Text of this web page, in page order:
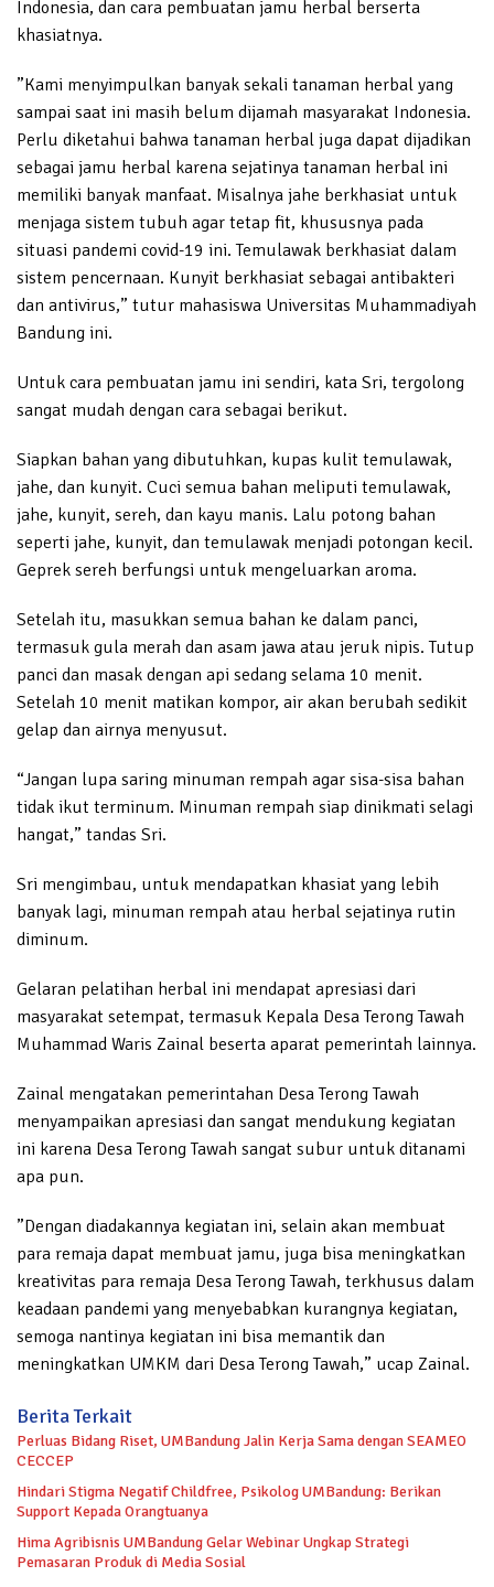
Indonesia, dan cara pembuatan jamu herbal berserta
khasiatnya.
”Kami menyimpulkan banyak sekali tanaman herbal yang
sampai saat ini masih belum dijamah masyarakat Indonesia.
Perlu diketahui bahwa tanaman herbal juga dapat dijadikan
sebagai jamu herbal karena sejatinya tanaman herbal ini
memiliki banyak manfaat. Misalnya jahe berkhasiat untuk
menjaga sistem tubuh agar tetap fit, khususnya pada
situasi pandemi covid-19 ini. Temulawak berkhasiat dalam
sistem pencernaan. Kunyit berkhasiat sebagai antibakteri
dan antivirus,” tutur mahasiswa Universitas Muhammadiyah
Bandung ini.
Untuk cara pembuatan jamu ini sendiri, kata Sri, tergolong
sangat mudah dengan cara sebagai berikut.
Siapkan bahan yang dibutuhkan, kupas kulit temulawak,
jahe, dan kunyit. Cuci semua bahan meliputi temulawak,
jahe, kunyit, sereh, dan kayu manis. Lalu potong bahan
seperti jahe, kunyit, dan temulawak menjadi potongan kecil.
Geprek sereh berfungsi untuk mengeluarkan aroma.
Setelah itu, masukkan semua bahan ke dalam panci,
termasuk gula merah dan asam jawa atau jeruk nipis. Tutup
panci dan masak dengan api sedang selama 10 menit.
Setelah 10 menit matikan kompor, air akan berubah sedikit
gelap dan airnya menyusut.
“Jangan lupa saring minuman rempah agar sisa-sisa bahan
tidak ikut terminum. Minuman rempah siap dinikmati selagi
hangat,” tandas Sri.
Sri mengimbau, untuk mendapatkan khasiat yang lebih
banyak lagi, minuman rempah atau herbal sejatinya rutin
diminum.
Gelaran pelatihan herbal ini mendapat apresiasi dari
masyarakat setempat, termasuk Kepala Desa Terong Tawah
Muhammad Waris Zainal beserta aparat pemerintah lainnya.
Zainal mengatakan pemerintahan Desa Terong Tawah
menyampaikan apresiasi dan sangat mendukung kegiatan
ini karena Desa Terong Tawah sangat subur untuk ditanami
apa pun.
”Dengan diadakannya kegiatan ini, selain akan membuat
para remaja dapat membuat jamu, juga bisa meningkatkan
kreativitas para remaja Desa Terong Tawah, terkhusus dalam
keadaan pandemi yang menyebabkan kurangnya kegiatan,
semoga nantinya kegiatan ini bisa memantik dan
meningkatkan UMKM dari Desa Terong Tawah,” ucap Zainal.
Berita Terkait
Perluas Bidang Riset, UMBandung Jalin Kerja Sama dengan SEAMEO
CECCEP
Hindari Stigma Negatif Childfree, Psikolog UMBandung: Berikan
Support Kepada Orangtuanya
Hima Agribisnis UMBandung Gelar Webinar Ungkap Strategi
Pemasaran Produk di Media Sosial